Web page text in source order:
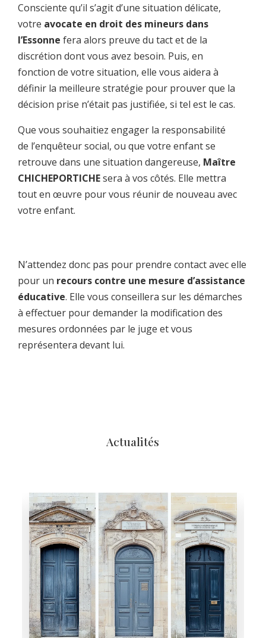
Consciente qu’il s’agit d’une situation délicate,
votre avocate en droit des mineurs dans
l’Essonne fera alors preuve du tact et de la
discrétion dont vous avez besoin. Puis, en
fonction de votre situation, elle vous aidera à
définir la meilleure stratégie pour prouver que la
décision prise n’était pas justifiée, si tel est le cas.
Que vous souhaitiez engager la responsabilité
de l’enquêteur social, ou que votre enfant se
retrouve dans une situation dangereuse, Maître
CHICHEPORTICHEsera à vos côtés. Elle mettra
tout en œuvre pour vous réunir de nouveau avec
votre enfant.
N’attendez donc pas pour prendre contact avec elle
pour un recours contre une mesure d’assistance
éducative. Elle vous conseillera sur les démarches
à effectuer pour demander la modification des
mesures ordonnées par le juge et vous
représentera devant lui.
Actualités